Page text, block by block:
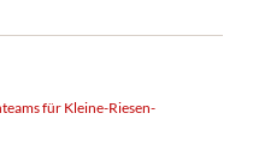
für Kleine-Riesen-